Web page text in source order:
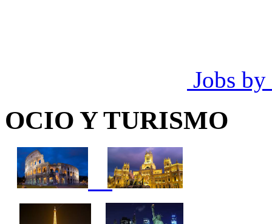
Jobs by
OCIO Y TURISMO